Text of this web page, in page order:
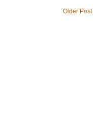
Older Post